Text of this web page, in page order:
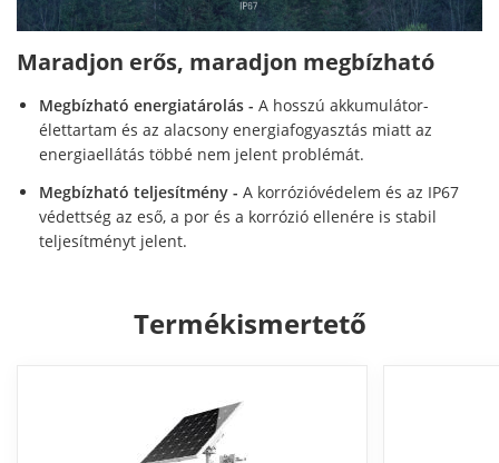
Maradjon erős, maradjon megbízható
Megbízható energiatárolás - A hosszú akkumulátor-
élettartam és az alacsony energiafogyasztás miatt az
energiaellátás többé nem jelent problémát.
Megbízható teljesítmény - A korrózióvédelem és az IP67
védettség az eső, a por és a korrózió ellenére is stabil
teljesítményt jelent.
Termékismertető